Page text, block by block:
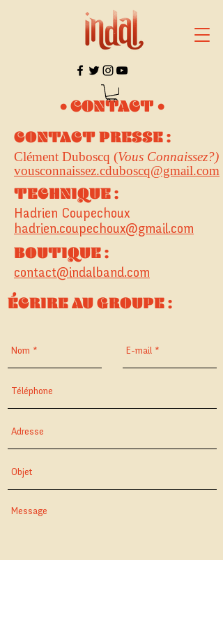
• CONTACT •
CONTACT PRESSE :
Clément Duboscq (Vous Connaissez?)
vousconnaissez.cduboscq@gmail.com
TECHNIQUE :
Hadrien Coupechoux
hadrien.coupechoux@gmail.com
BOUTIQUE :
contact@indalband.com
ÉCRIRE AU GROUPE :